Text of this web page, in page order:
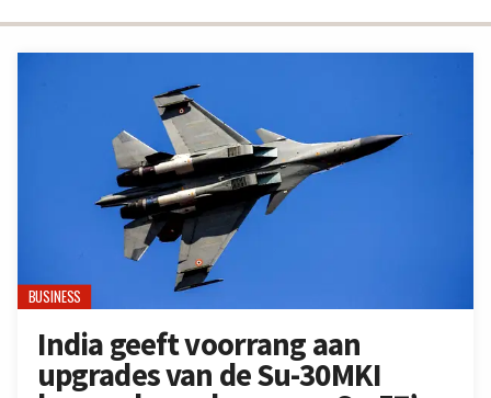
BUSINESS
India geeft voorrang aan
upgrades van de Su-30MKI